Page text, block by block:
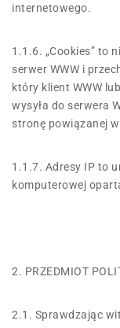
internetowego.
1.1.6. „Cookies” to
serwer WWW i
który klient WWW
wysyła do serwera
stronę powiązanej
1.1.7. Adresy IP to
komputerowej
2. PRZEDMIOT
2.1. Sprawdzając